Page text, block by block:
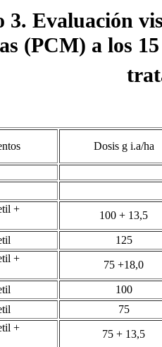
3. Evaluación
(PCM) a los
Dosis g i.a/ha
+
100 + 13,5
125
+
75 +18,0
100
75
+
75 + 13,5